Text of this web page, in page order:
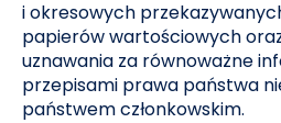
i okresowych
papierów wartościowych
uznawania za równoważne
przepisami prawa państwa
państwem członkowskim.